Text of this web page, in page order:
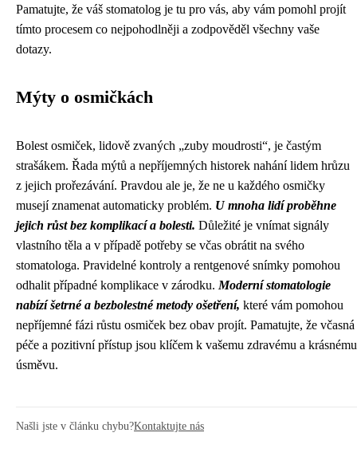
Pamatujte, že váš stomatolog je tu pro vás, aby vám pomohl projít
tímto procesem co nejpohodlněji a zodpověděl všechny vaše
dotazy.
Mýty o osmičkách
Bolest osmiček, lidově zvaných „zuby moudrosti“, je častým
strašákem. Řada mýtů a nepříjemných historek nahání lidem hrůzu
z jejich prořezávání. Pravdou ale je, že ne u každého osmičky
musejí znamenat automaticky problém. U mnoha lidí proběhne
jejich růst bez komplikací a bolesti. Důležité je vnímat signály
vlastního těla a v případě potřeby se včas obrátit na svého
stomatologa. Pravidelné kontroly a rentgenové snímky pomohou
odhalit případné komplikace v zárodku. Moderní stomatologie
nabízí šetrné a bezbolestné metody ošetření, které vám pomohou
nepříjemné fázi růstu osmiček bez obav projít. Pamatujte, že včasná
péče a pozitivní přístup jsou klíčem k vašemu zdravému a krásnému
úsměvu.
Našli jste v článku chybu?Kontaktujte nás